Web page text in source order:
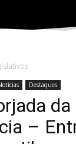
Destaques
da
–